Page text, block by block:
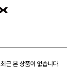
최근 본 상품이 없습니다.